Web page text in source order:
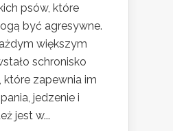
psów, które
być agresywne.
większym
schronisko
które zapewnia im
jedzenie i
jest w...